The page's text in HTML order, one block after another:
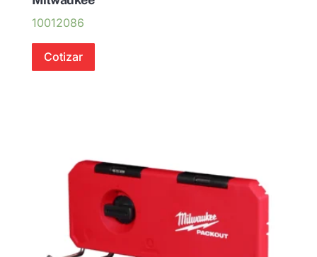
10012086
Cotizar